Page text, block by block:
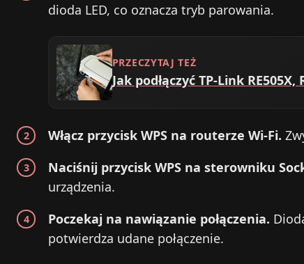
dioda LED, co oznacza tryb parowania.
PRZECZYTAJ TEŻ
Jak podłączyć TP-Link RE505X,
Włącz przycisk WPS na routerze Wi‑Fi.
Naciśnij przycisk WPS na sterowniku
urządzenia.
Poczekaj na nawiązanie połączenia.
potwierdza udane połączenie.